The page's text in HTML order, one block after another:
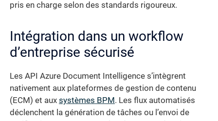
pris en charge selon des standards rigoureux.
Intégration dans un workflow
d’entreprise sécurisé
Les API Azure Document Intelligence s’intègrent
nativement aux plateformes de gestion de contenu
(ECM) et aux systèmes BPM . Les flux automatisés
déclenchent la génération de tâches ou l’envoi de